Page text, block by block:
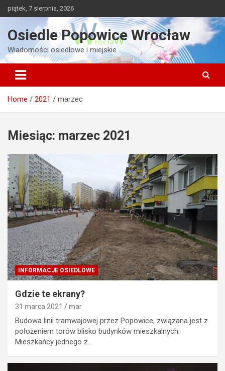
Skip
to
piątek, 7 sierpnia, 2026
Osiedle Popowice Wrocław
Wiadomości osiedlowe i miejskie
Home 2021 marzec
Miesiąc: marzec 2021
INFORMACJE OSIEDLOWE
Gdzie te ekrany?
31 marca 2021 mar
Budowa linii tramwajowej przez Popowice, związana jest z
położeniem torów blisko budynków mieszkalnych.
Mieszkańcy jednego z…